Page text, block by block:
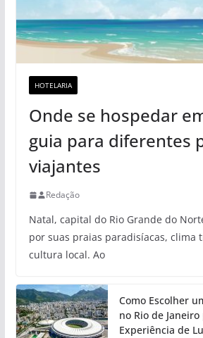
HOTELARIA
Onde se hospedar
guia para diferentes
viajantes
Redação
Natal, capital do Rio Grande do
por suas praias paradisíacas, clima
cultura local. Ao
Como Escolher
no Rio de
Experiência de